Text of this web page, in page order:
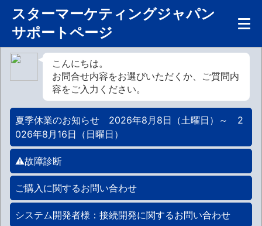
スターマーケティングジャパン
サポートページ